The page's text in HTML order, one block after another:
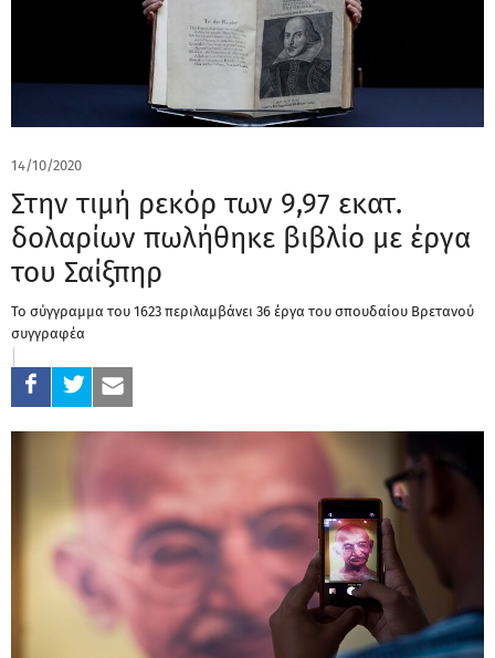
14/10/2020
Στην τιμή ρεκόρ των 9,97 εκατ.
δολαρίων πωλήθηκε βιβλίο με έργα
του Σαίξπηρ
Το σύγγραμμα του 1623 περιλαμβάνει 36 έργα του σπουδαίου Βρετανού
συγγραφέα